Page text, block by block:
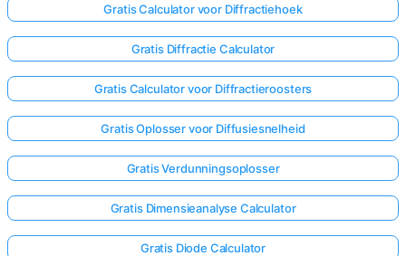
Gratis Calculator voor Diffractiehoek
Gratis Diffractie Calculator
Gratis Calculator voor Diffractieroosters
Gratis Oplosser voor Diffusiesnelheid
Gratis Verdunningsoplosser
Gratis Dimensieanalyse Calculator
Gratis Diode Calculator